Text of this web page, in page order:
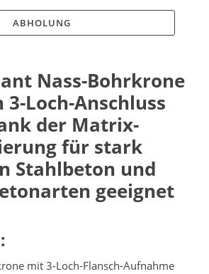
ABHOLUNG
Nass-Bohrkrone
Loch-Anschluss
der Matrix-
für stark
Stahlbeton und
geeignet
mit 3-Loch-Flansch-Aufnahme